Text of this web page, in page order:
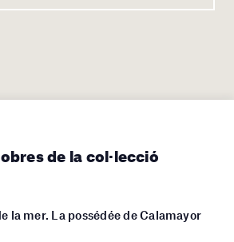
de la col·lecció
la mer. La possédée de Calamayor